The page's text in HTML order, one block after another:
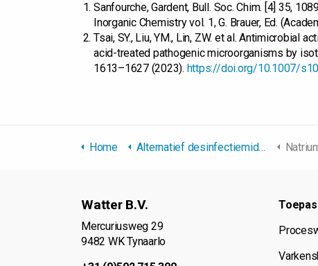
Sanfourche, Gardent, Bull. Soc. Chim. [4] 35,
Inorganic Chemistry vol. 1, G. Brauer, Ed.
Tsai, SY., Liu, YM., Lin, ZW. et al.
acid-treated pathogenic microorganisms by
1613–1627 (2023). https://doi.org/10.1007/
Home Alternatief desinfectiemiddel
Watter B.V.
Mercuriusweg 29
9482 WK Tynaarlo